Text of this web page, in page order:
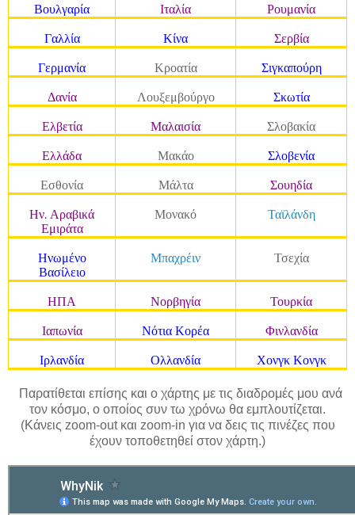
Βουλγαρία Ιταλία Ρουμανία
Γαλλία Κίνα Σερβία
Γερμανία Κροατία Σιγκαπούρη
Δανία Λουξεμβούργο Σκωτία
Ελβετία Μαλαισία Σλοβακία
Ελλάδα Μακάο Σλοβενία
Εσθονία Μάλτα Σουηδία
Ην. Αραβικά
Εμιράτα
Μονακό Ταϊλάνδη
Ηνωμένο
Βασίλειο
Μπαχρέιν Τσεχία
ΗΠΑ Νορβηγία Τουρκία
Ιαπωνία Νότια Κορέα Φινλανδία
Ιρλανδία Ολλανδία Χονγκ Κονγκ
Παρατίθεται επίσης και ο χάρτης με τις διαδρομές μου ανά
τον κόσμο, ο οποίος συν τω χρόνω θα εμπλουτίζεται.
(Κάνεις zoom-out και zoom-in για να δεις τις πινέζες που
έχουν τοποθετηθεί στον χάρτη.)